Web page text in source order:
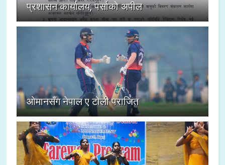
प्रशासन कार्यालय, पर्साको अपील
ओमानसँग नेपाल ए टोली पराजित